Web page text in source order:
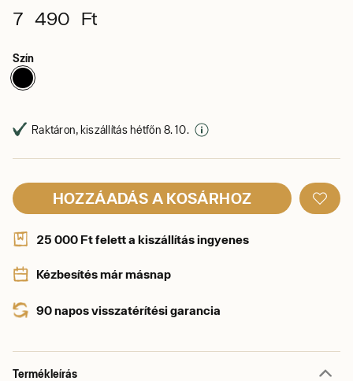
7 490 Ft
Szín
Raktáron, kiszállítás hétfőn 8. 10.
HOZZÁADÁS A KOSÁRHOZ
25 000 Ft felett a kiszállítás ingyenes
Kézbesítés már másnap
90 napos visszatérítési garancia
Termékleírás